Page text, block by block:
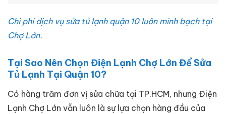
Chi phí dịch vụ sửa tủ lạnh quận 10 luôn minh bạch tại
Chợ Lớn.
Tại Sao Nên Chọn Điện Lạnh Chợ Lớn Để Sửa
Tủ Lạnh Tại Quận 10?
Có hàng trăm đơn vị sửa chữa tại TP.HCM, nhưng Điện
Lạnh Chợ Lớn vẫn luôn là sự lựa chọn hàng đầu của